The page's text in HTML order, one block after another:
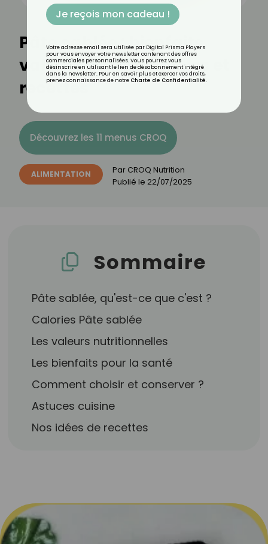
Pâte sablée : bienfaits,
valeurs nutritionnelles et
recettes
Découvrez les 11 menus CROQ
ALIMENTATION Par CROQ Nutrition
Publié le 22/07/2025
Sommaire
Pâte sablée, qu'est-ce que c'est ?
Calories Pâte sablée
Les valeurs nutritionnelles
Les bienfaits pour la santé
Comment choisir et conserver ?
Astuces cuisine
Nos idées de recettes
Je reçois mon cadeau !
Votre adresse email sera utilisée par Digital Prisma Players
pour vous envoyer votre newsletter contenant des offres
commerciales personnalisées. Vous pourrez vous
désinscrire en utilisant le lien de désabonnement intégré
dans la newsletter. Pour en savoir plus et exercer vos droits,
prenez connaissance de notre Charte de Confidentialité.